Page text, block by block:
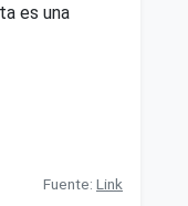
es una
Fuente: Link